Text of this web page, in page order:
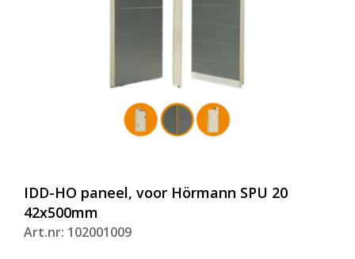
IDD-HO paneel, voor Hörmann SPU 20
42x500mm
Art.nr: 102001009